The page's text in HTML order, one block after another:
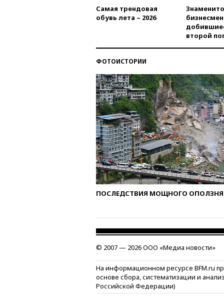
Самая трендовая
обувь лета – 2026
второй
ФОТОИСТОРИИ
ПОСЛЕДСТВИЯ МОЩНОГО ОПОЛЗНЯ
© 2007 — 2026 ООО «Медиа новости»
На информационном ресурсе BFM.ru
основе сбора, систематизации и
Российской Федерации)